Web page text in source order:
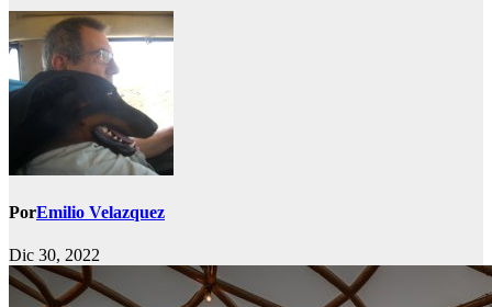
PorEmilio Velazquez
Dic 30, 2022